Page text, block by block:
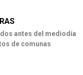
antes del mediodía
de comunas